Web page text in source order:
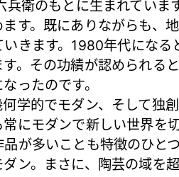
衛のもとに生まれていま
す。既にありながらも、
きます。1980年代にな
。その功績が認められ
ったのです。
学的でモダン、そして独
にモダンで新しい世界を
が多いことも特徴のひと
ン。まさに、陶芸の域を